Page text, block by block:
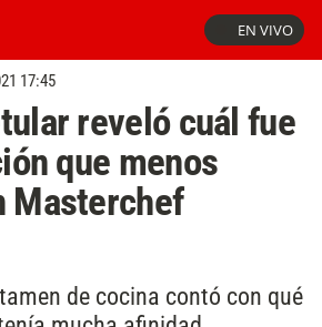
EN VIVO
17:45
reveló cuál fue
que menos
Masterchef
de cocina contó con qué